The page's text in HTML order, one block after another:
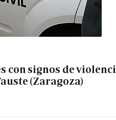
con signos de
(Zaragoza)